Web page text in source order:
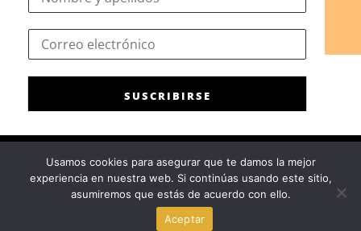
r
C
r
r
o
e
e
C
o
e
c
SUSCRIBIRSE
Consejo General de la Psicología de España|Privacidad|Aviso
Legal| Política de cookies
Usamos cookies para asegurar que te damos la mejor
experiencia en nuestra web. Si continúas usando este sitio,
asumiremos que estás de acuerdo con ello.
Aceptar